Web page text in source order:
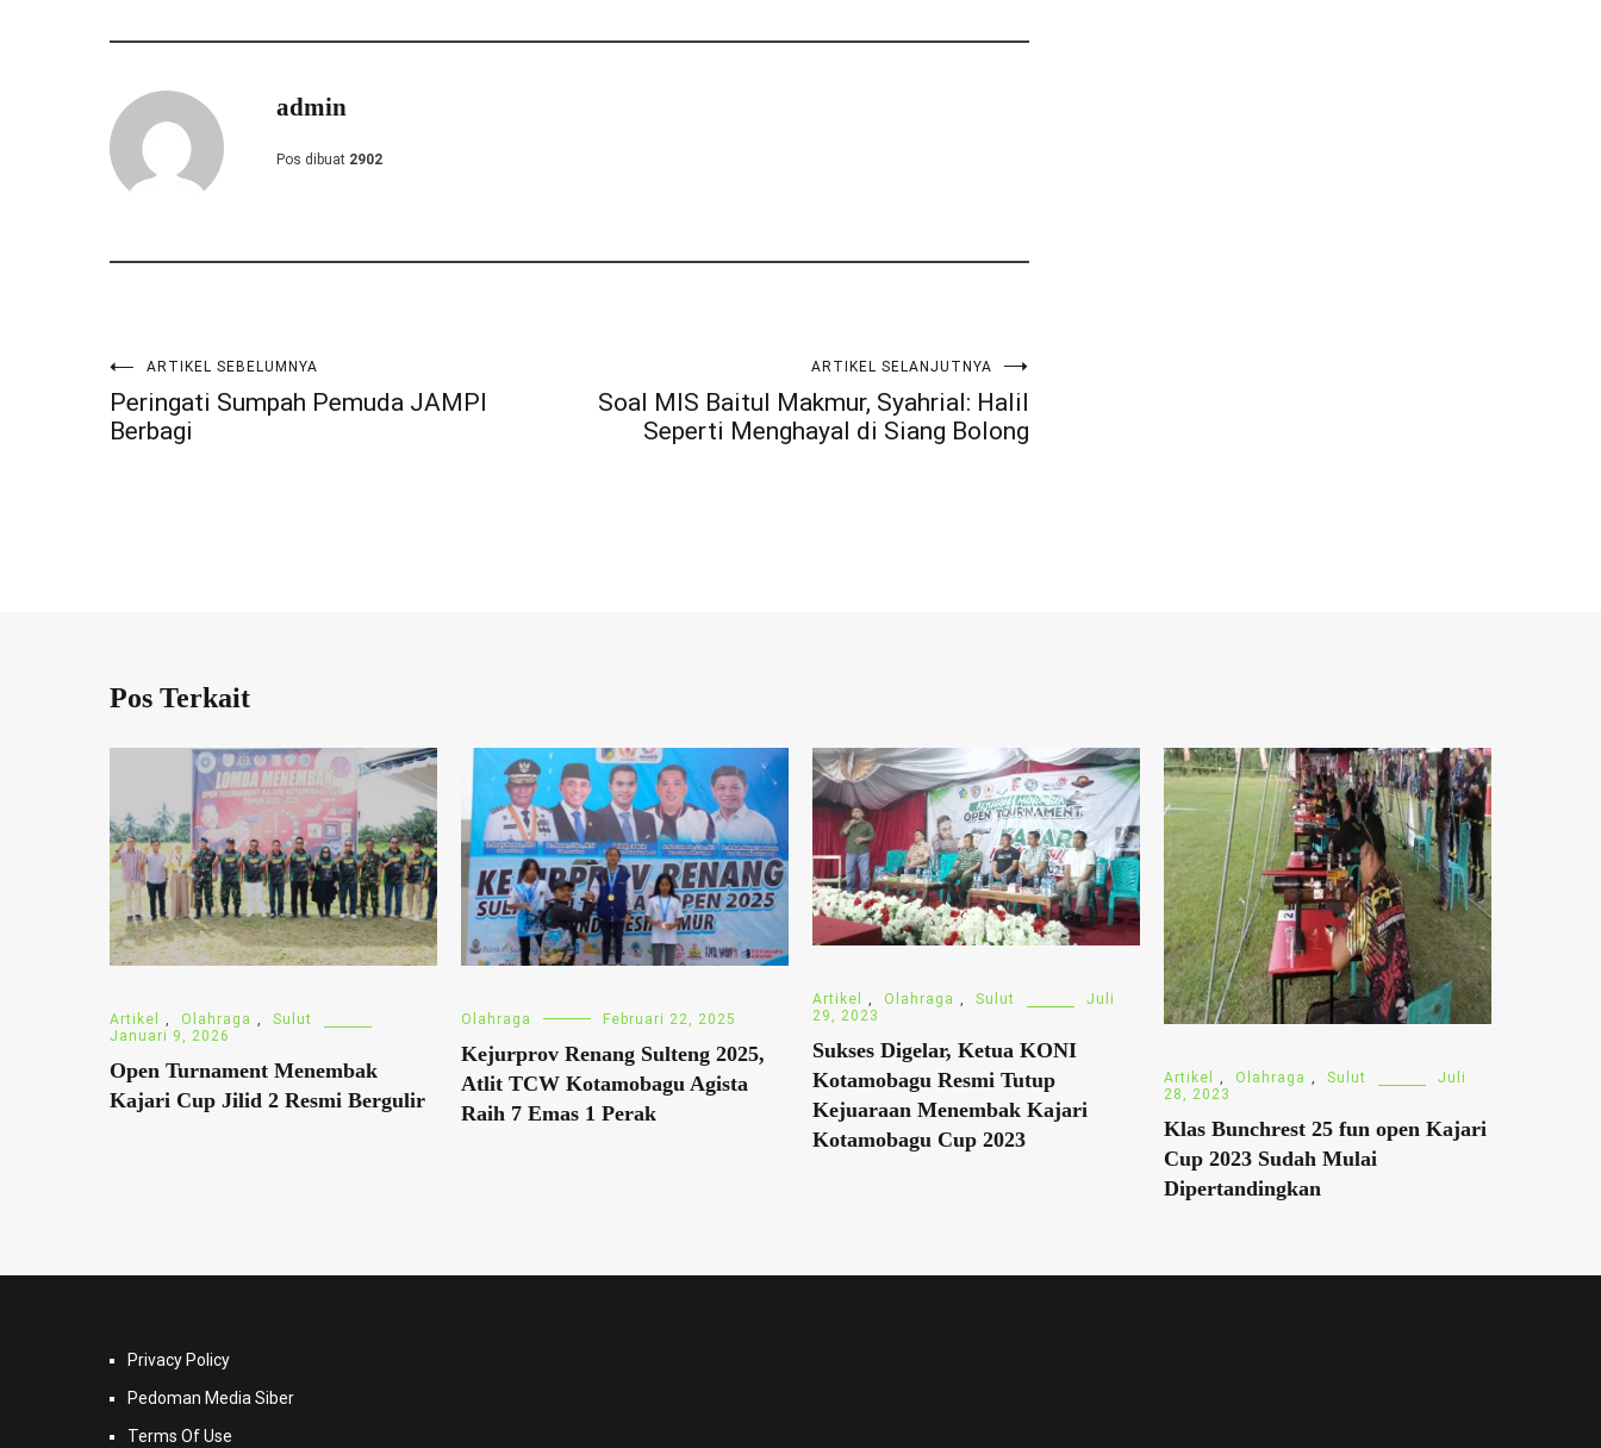
admin
Pos dibuat 2902
Navigasi
pos
ARTIKEL SEBELUMNYA
Peringati Sumpah Pemuda JAMPI
Berbagi
ARTIKEL SELANJUTNYA
Soal MIS Baitul Makmur, Syahrial: Halil
Seperti Menghayal di Siang Bolong
Pos Terkait
Artikel , Olahraga ,
Sulut
Januari 9, 2026
Open Turnament Menembak
Kajari Cup Jilid 2 Resmi Bergulir
Olahraga Februari 22, 2025
Kejurprov Renang Sulteng 2025,
Atlit TCW Kotamobagu Agista
Raih 7 Emas 1 Perak
Artikel , Olahraga , Sulut
Juli
29, 2023
Sukses Digelar, Ketua KONI
Kotamobagu Resmi Tutup
Kejuaraan Menembak Kajari
Kotamobagu Cup 2023
Artikel Olahraga Sulut
Juli
28, 2023
Klas Bunchrest 25 fun open Kajari
Cup 2023 Sudah Mulai
Dipertandingkan
Privacy Policy
Pedoman Media Siber
Terms Of Use